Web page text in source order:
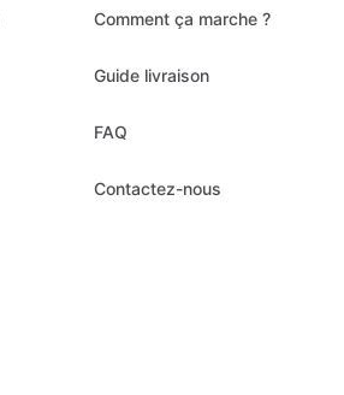
Comment ça marche ?
Guide livraison
FAQ
Contactez-nous